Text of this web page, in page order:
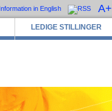
LEDIGE STILLINGER
A+